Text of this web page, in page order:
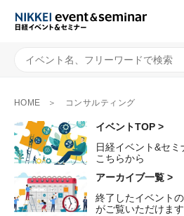
HOME コンサルティング
イベントTOP >
日経イベント&セ
こちらから
アーカイブ一覧 >
終了したイベント
がご覧いただけます